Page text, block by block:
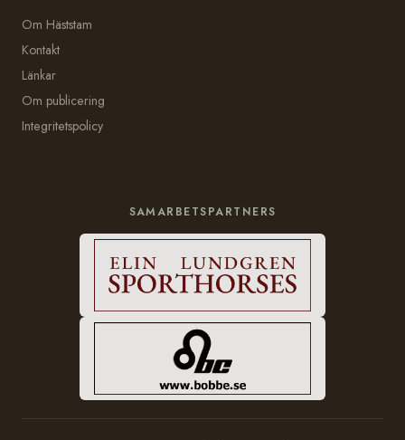
Om Häststam
Kontakt
Länkar
Om publicering
Integritetspolicy
SAMARBETSPARTNERS